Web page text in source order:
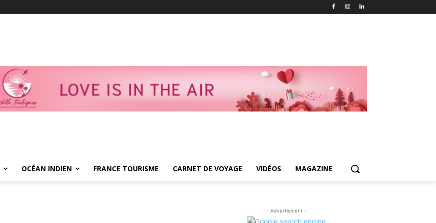
OCÉAN INDIEN FRANCE TOURISME CARNET DE VOYAGE VIDÉOS MAGAZINE
- Advertisment -